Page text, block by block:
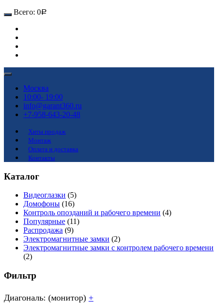
Всего: 0Р
Москва
10:00- 19:00
info@garant360.ru
+7-958-643-20-48
Хиты продаж
Монтаж
Оплата и доставка
Контакты
Каталог
Видеоглазки (5)
Домофоны (16)
Контроль опозданий и рабочего времени (4)
Популярные (11)
Распродажа (9)
Электромагнитные замки (2)
Электромагнитные замки с контролем рабочего времени
(2)
Фильтр
Диагональ: (монитор) +